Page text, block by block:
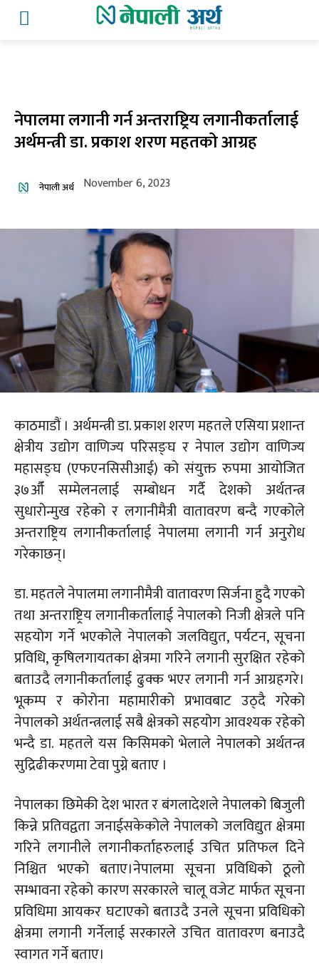
नेपालमा लगानी गर्न अन्तराष्ट्रिय लगानीकर्तालाई
अर्थमन्त्री डा. प्रकाश शरण महतको आग्रह
नेपाली अर्थ November 6, 2023
काठमाडौं । अर्थमन्त्री डा. प्रकाश शरण महतले एसिया प्रशान्त
क्षेत्रीय उद्योग वाणिज्य परिसङ्घ र नेपाल उद्योग वाणिज्य
महासङ्घ (एफएनसिसीआई) को संयुक्त रुपमा आयोजित
३७औँ सम्मेलनलाई सम्बोधन गर्दै देशको अर्थतन्त्र
सुधारोन्मुख रहेको र लगानीमैत्री वातावरण बन्दै गएकोले
अन्तराष्ट्रिय लगानीकर्तालाई नेपालमा लगानी गर्न अनुरोध
गरेकाछन्।
डा. महतले नेपालमा लगानीमैत्री वातावरण सिर्जना हुदै गएको
तथा अन्तराष्ट्रिय लगानीकर्तालाई नेपालको निजी क्षेत्रले पनि
सहयोग गर्ने भएकोले नेपालको जलविद्युत, पर्यटन, सूचना
प्रविधि, कृषिलगायतका क्षेत्रमा गरिने लगानी सुरक्षित रहेको
बताउदै लगानीकर्तालाई ढुक्क भएर लगानी गर्न आग्रहगरे।
भूकम्प र कोरोना महामारीको प्रभावबाट उठ्दै गरेको
नेपालको अर्थतन्त्रलाई सबै क्षेत्रको सहयोग आवश्यक रहेको
भन्दै डा. महतले यस किसिमको भेलाले नेपालको अर्थतन्त्र
सुद्रिढीकरणमा टेवा पुग्ने बताए ।
नेपालका छिमेकी देश भारत र बंगलादेशले नेपालको बिजुली
किन्ने प्रतिवद्वता जनाईसकेकोले नेपालको जलविद्युत क्षेत्रमा
गरिने लगानीले लगानीकर्ताहरुलाई उचित प्रतिफल दिने
निश्चित भएको बताए।नेपालमा सूचना प्रविधिको ठूलो
सम्भावना रहेको कारण सरकारले चालू वजेट मार्फत सूचना
प्रविधिमा आयकर घटाएको बताउदै उनले सूचना प्रविधिको
क्षेत्रमा लगानी गर्नेलाई सरकारले उचित वातावरण बनाउदै
स्वागत गर्ने बताए।